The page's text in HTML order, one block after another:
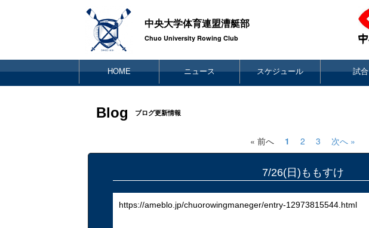
中央大学体育連盟漕艇部
Chuo University Rowing Club
HOME ニュース スケジュール 試合
Blog ブログ更新情報
« 前へ 1 2 3 次へ »
7/26(日)ももすけ
https://ameblo.jp/chuorowingmaneger/entry-12973815544.html